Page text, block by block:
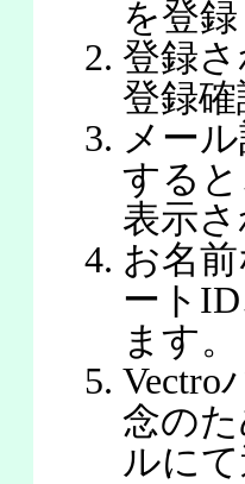
を登
登録
登録
メー
する
表示
お名
ート
ます。
Vectro
念の
ルに